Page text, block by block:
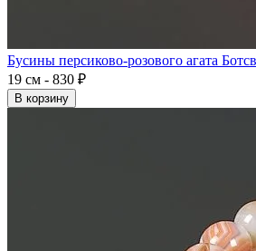
Бусины персиково-розового агата
19 см - 830 ₽
В корзину